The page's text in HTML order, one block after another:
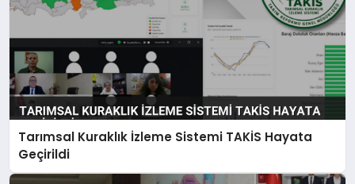
Tarımsal Kuraklık İzleme Sistemi TAKİS Hayata
Geçirildi